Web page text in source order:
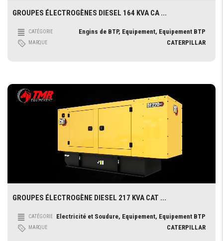
GROUPES ÉLECTROGÈNES DIESEL 164 KVA CA ...
CATÉGORIE Engins de BTP, Equipement, Equipement BTP
MARQUE CATERPILLAR
GROUPES ÉLECTROGÈNE DIESEL 217 KVA CAT ...
CATÉGORIE Electricité et Soudure, Equipement, Equipement BTP
MARQUE CATERPILLAR